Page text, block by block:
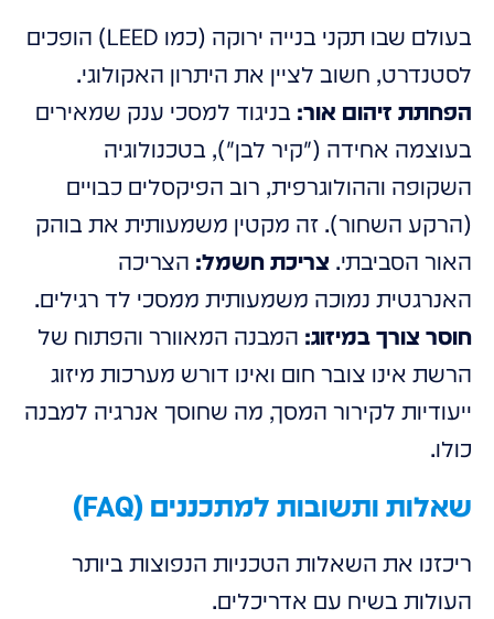
בעולם שבו תקני בנייה ירוקה (כמו LEED) הופכים
לסטנדרט, חשוב לציין את היתרון האקולוגי.
הפחתת זיהום אור: בניגוד למסכי ענק שמאירים
בעוצמה אחידה ("קיר לבן"), בטכנולוגיה
השקופה וההולוגרפית, רוב הפיקסלים כבויים
(הרקע השחור). זה מקטין משמעותית את בוהק
האור הסביבתי. צריכת חשמל: הצריכה
האנרגטית נמוכה משמעותית ממסכי לד רגילים.
חוסר צורך במיזוג: המבנה המאוורר והפתוח של
הרשת אינו צובר חום ואינו דורש מערכות מיזוג
ייעודיות לקירור המסך, מה שחוסך אנרגיה למבנה
כולו.
שאלות ותשובות למתכננים (FAQ)
ריכזנו את השאלות הטכניות הנפוצות ביותר
העולות בשיח עם אדריכלים.